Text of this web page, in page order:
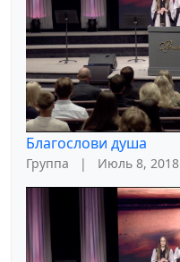
Благослови душа
Группа | Июль 8, 2018